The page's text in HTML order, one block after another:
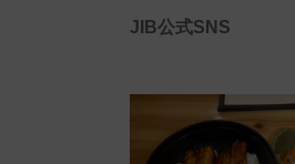
JIB公式SNS